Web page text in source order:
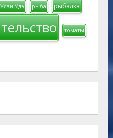
Удэ рыба рыбалка
томаты